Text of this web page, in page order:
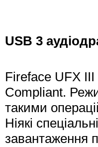
USB 3
Fireface UFX III
Compliant.
такими
Ніякі
завантаження